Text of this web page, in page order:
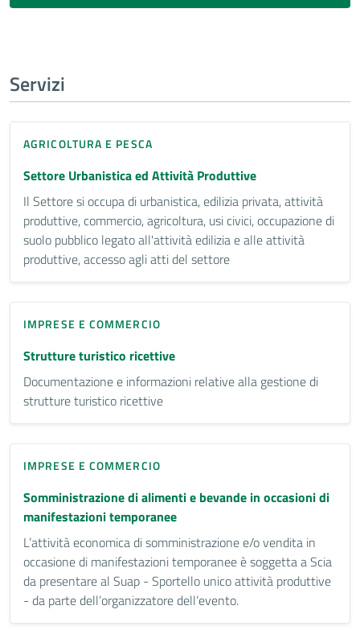
Servizi
AGRICOLTURA E PESCA
Settore Urbanistica ed Attività Produttive
Il Settore si occupa di urbanistica, edilizia privata, attività
produttive, commercio, agricoltura, usi civici, occupazione di
suolo pubblico legato all'attività edilizia e alle attività
produttive, accesso agli atti del settore
IMPRESE E COMMERCIO
Strutture turistico ricettive
Documentazione e informazioni relative alla gestione di
strutture turistico ricettive
IMPRESE E COMMERCIO
Somministrazione di alimenti e bevande in occasioni di
manifestazioni temporanee
L’attività economica di somministrazione e/o vendita in
occasione di manifestazioni temporanee è soggetta a Scia
da presentare al Suap - Sportello unico attività produttive
- da parte dell’organizzatore dell’evento.